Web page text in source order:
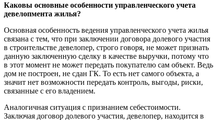
Каковы основные особенности управленческого учета
девелопмента жилья?
Основная особенность ведения управленческого учета жилья
связана с тем, что при заключении договора долевого участия
в строительстве девелопер, строго говоря, не может признать
данную заключенную сделку в качестве выручки, потому что
в этот момент не может передать покупателю сам объект. Ведь
дом не построен, не сдан ГК. То есть нет самого объекта, а
значит нет возможности передать контроль, выгоды, риски,
связанные с его владением.
Аналогичная ситуация с признанием себестоимости.
Заключая договор долевого участия, девелопер, находится в